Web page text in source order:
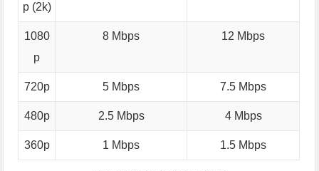
p (2k)
1080
p
8 Mbps 12 Mbps
720p 5 Mbps 7.5 Mbps
480p 2.5 Mbps 4 Mbps
360p 1 Mbps 1.5 Mbps